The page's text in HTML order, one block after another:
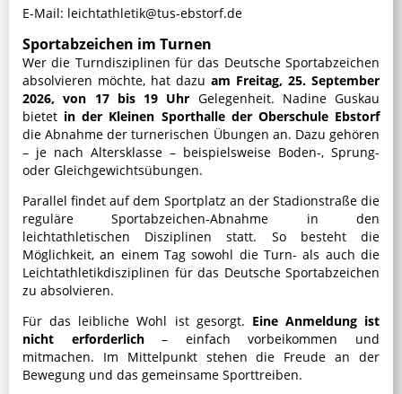
E-Mail: leichtathletik@tus-ebstorf.de
Sportabzeichen im Turnen
Wer die Turndisziplinen für das Deutsche Sportabzeichen
absolvieren möchte, hat dazu am Freitag, 25. September
2026, von 17 bis 19 Uhr Gelegenheit. Nadine Guskau
bietet in der Kleinen Sporthalle der Oberschule Ebstorf
die Abnahme der turnerischen Übungen an. Dazu gehören
– je nach Altersklasse – beispielsweise Boden-, Sprung-
oder Gleichgewichtsübungen.
Parallel findet auf dem Sportplatz an der Stadionstraße die
reguläre Sportabzeichen-Abnahme in den
leichtathletischen Disziplinen statt. So besteht die
Möglichkeit, an einem Tag sowohl die Turn- als auch die
Leichtathletikdisziplinen für das Deutsche Sportabzeichen
zu absolvieren.
Für das leibliche Wohl ist gesorgt. Eine Anmeldung ist
nicht erforderlich– einfach vorbeikommen und
mitmachen. Im Mittelpunkt stehen die Freude an der
Bewegung und das gemeinsame Sporttreiben.